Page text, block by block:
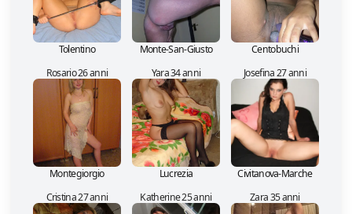
Tolentino Monte-San-Giusto
Centobuchi
Rosario 26 anni
Montegiorgio
Yara 34 anni
Lucrezia
Josefina 27 anni
Civitanova-Marche
Cristina 27 anni
Katherine 25 anni Zara 35 anni